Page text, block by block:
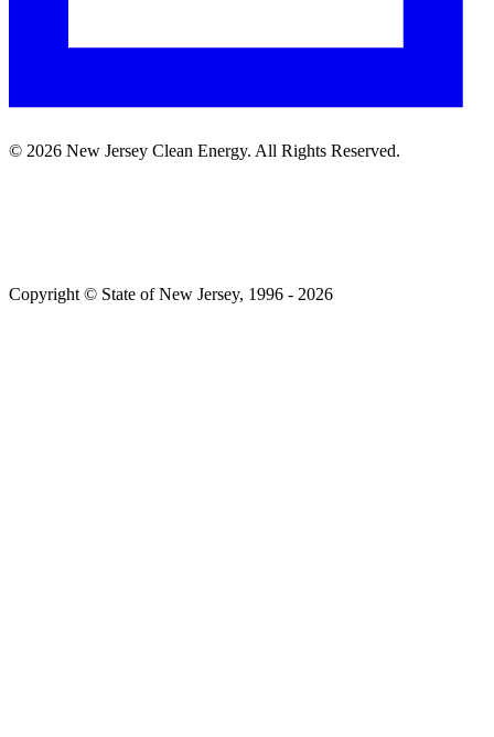
© 2026 New Jersey Clean Energy. All Rights Reserved.​​​​‌ ‍ ​‍​‍‌‍ ‌ ​‍‌‍‍‌‌‍‌ ‌‍‍‌‌‍ ‍​‍​‍​ ‍‍​‍​‍‌ ​ ‌‍​‌‌‍ ‍‌‍‍‌‌ ‌​‌ ‍‌​‍ ‍‌‍‍‌‌‍ ​‍​‍​‍ ​​‍​‍‌‍‍​‌ ​‍‌‍‌‌‌‍‌‍​‍​‍​ ‍‍​‍​‍‌‍‍​‌ ‌​‌ ‌​‌ ​​​ ‍‍​‍ ​‍ ‌‍ ​‌‍ ‌‍​ ‌‍​‌‌‍ ​‌‍‍​‌‍ ‌ ​ ‌ ‌​​ ‍‍​ ​ ​ ​ ​ ​ ​ ​ ​‍ ‌‍‍‌‌‍ ‍‌ ‌​‌‍‌‌‌‍ ‍‌ ‌​​‍ ‌‍‌‌‌‍‌​‌‍‍‌‌ ‌​​‍ ‌‍ ‌‌‍ ‌‍‌​‌‍‌‌​ ‌‌ ​​‌ ​‍‌‍‌‌‌ ​ ‌‍‌‌‌‍ ‍‌ ‌​‌‍​‌‌ ‌​‌‍‍‌‌‍ ‌‍ ‍​ ‍ ‌‍‍‌‌‍‌​​ ‌‌ ​ ‌‍‍‌‌ ‌​‌‍‌‌‌​‌‍‌‍ ‌‍ ‌ ‌​‌‍‌‌‌ ​‍​ ‍ ‌ ‌​‌ ‍‌‌ ​​‌‍‌‌​ ‌‌‍‌‍‌‍ ‌‍ ‌ ‌​‌‍‌‌‌ ​‍​ ‍ ‌ ​​‌‍​‌‌ ‌​‌‍‍​​ ‌‌‍ ​‌‍‌‌‌‍‌ ‌‍​‌‌‍ ​​‍ ‍‌ ‌​‌‍‌‌‌ ‍​‌ ‌​​ ‌‍​‍‌‍​‌‌ ​ ‌‍‌‌‌‌‌‌‌ ​‍‌‍ ​​ ‌‌‍‍​‌ ‌​‌ ‌​‌ ​​​‍‌‌​ ​ ‌​​‌​‍‌‌​ ​‍‌​‌‍​‍‌‌​ ​‍‌​‌‍‌‍ ​‌‍ ‌‍​ ‌‍​‌‌‍ ​‌‍‍​‌‍ ‌ ​ ‌ ‌​​‍‌‌​ ​ ‌​​‌​ ​ ​ ​ ​ ​ ​ ​ ​‍‌‍‌‍‍‌‌‍‌​​ ‌‌ ​ ‌‍‍‌‌ ‌​‌‍‌‌‌​‌‍‌‍ ‌‍ ‌ ‌​‌‍‌‌‌ ​‍​‍‌‍‌ ‌​‌ ‍‌‌ ​​‌‍‌‌​ ‌‌‍‌‍‌‍ ‌‍ ‌ ‌​‌‍‌‌‌ ​‍​‍‌‍‌ ​​‌‍​‌‌ ‌​‌‍‍​​ ‌‌‍ ​‌‍‌‌‌‍‌ ‌‍​‌‌‍ ​​‍ ‍‌ ‌​‌‍‌‌‌ ‍​‌ ‌​​‍‌‍‌ ​​‌‍‌‌‌ ​‍‌ ​ ‌ ​​‌‍‌‌‌‍​ ‌ ‌​‌‍‍‌‌ ‌‍‌‍‌‌​ ‌‌ ​​‌ ‌‌‌‍​‍‌‍ ​‌‍‍‌‌ ​ ‌‍‍​‌‍‌‌‌‍‌​​‍​‍‌ ‌
Copyright © State of New Jersey, 1996 -​​​​‌ ‍ ​‍​‍‌‍ ‌ ​‍‌‍‍‌‌‍‌ ‌‍‍‌‌‍ ‍​‍​‍​ ‍‍​‍​‍‌ ​ ‌‍​‌‌‍ ‍‌‍‍‌‌ ‌​‌ ‍‌​‍ ‍‌‍‍‌‌‍ ​‍​‍​‍ ​​‍​‍‌‍‍​‌ ​‍‌‍‌‌‌‍‌‍​‍​‍​ ‍‍​‍​‍‌‍‍​‌ ‌​‌ ‌​‌ ​​​ ‍‍​‍ ​‍ ‌‍ ​‌‍ ‌‍​ ‌‍​‌‌‍ ​‌‍‍​‌‍ ‌ ​ ‌ ‌​​ ‍‍​ ​ ​ ​ ​ ​ ​ ​ ​‍ ‌‍‍‌‌‍ ‍‌ ‌​‌‍‌‌‌‍ ‍‌ ‌​​‍ ‌‍‌‌‌‍‌​‌‍‍‌‌ ‌​​‍ ‌‍ ‌‌‍ ‌‍‌​‌‍‌‌​ ‌‌ ​​‌ ​‍‌‍‌‌‌ ​ ‌‍‌‌‌‍ ‍‌ ‌​‌‍​‌‌ ‌​‌‍‍‌‌‍ ‌‍ ‍​ ‍ ‌‍‍‌‌‍‌​​ ‌‌‍ ‍‌‍‍‍‌​‌ ‌‍ ‌ ‌‍‌​ ​‌‍​‌‌ ‍‌‌‍ ‌ ‌‌‌ ‌​​ ‍ ‌ ‌​‌ ‍‌‌ ​​‌‍‌‌​ ‌‌‍ ‍‌‍‍‍‌‍ ​‌‍​‌‌ ‍‌‌‍ ‌ ‌‌‌ ‌​​ ‍ ‌ ​​‌‍​‌‌ ‌​‌‍‍​​ ‌‌‍‌‍‌‍ ‌‍ ‌ ‌​‌‍‌‌‌ ​‍​‍ ‍‌‍ ​‌‍‌‌‌‍‌ ‌‍​‌‌‍ ​​ ‌‍​‍‌‍​‌‌ ​ ‌‍‌‌‌‌‌‌‌ ​‍‌‍ ​​ ‌‌‍‍​‌ ‌​‌ ‌​‌ ​​​‍‌‌​ ​ ‌​​‌​‍‌‌​ ​‍‌​‌‍​‍‌‌​ ​‍‌​‌‍‌‍ ​‌‍ ‌‍​ ‌‍​‌‌‍ ​‌‍‍​‌‍ ‌ ​ ‌ ‌​​‍‌‌​ ​ ‌​​‌​ ​ ​ ​ ​ ​ ​ ​ ​‍‌‍‌‍‍‌‌‍‌​​ ‌‌‍ ‍‌‍‍‍‌​‌ ‌‍ ‌ ‌‍‌​ ​‌‍​‌‌ ‍‌‌‍ ‌ ‌‌‌ ‌​​‍‌‍‌ ‌​‌ ‍‌‌ ​​‌‍‌‌​ ‌‌‍ ‍‌‍‍‍‌‍ ​‌‍​‌‌ ‍‌‌‍ ‌ ‌‌‌ ‌​​‍‌‍‌ ​​‌‍​‌‌ ‌​‌‍‍​​ ‌‌‍‌‍‌‍ ‌‍ ‌ ‌​‌‍‌‌‌ ​‍​‍ ‍‌‍ ​‌‍‌‌‌‍‌ ‌‍​‌‌‍ ​​‍‌‍‌ ​​‌‍‌‌‌ ​‍‌ ​ ‌ ​​‌‍‌‌‌‍​ ‌ ‌​‌‍‍‌‌ ‌‍‌‍‌‌​ ‌‌ ​​‌ ‌‌‌‍​‍‌‍ ​‌‍‍‌‌ ​ ‌‍‍​‌‍‌‌‌‍‌​​‍​‍‌ ‌ 2026